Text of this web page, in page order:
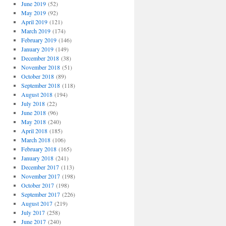
June 2019(52)
May 2019(92)
April 2019(121)
March 2019(174)
February 2019(146)
January 2019(149)
December 2018(38)
November 2018(51)
October 2018(89)
September 2018(118)
August 2018(194)
July 2018(22)
June 2018(96)
May 2018(240)
April 2018(185)
March 2018(106)
February 2018(165)
January 2018(241)
December 2017(113)
November 2017(198)
October 2017(198)
September 2017(226)
August 2017(219)
July 2017(258)
June 2017(240)